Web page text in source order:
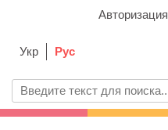
Авторизация
Укр Рус